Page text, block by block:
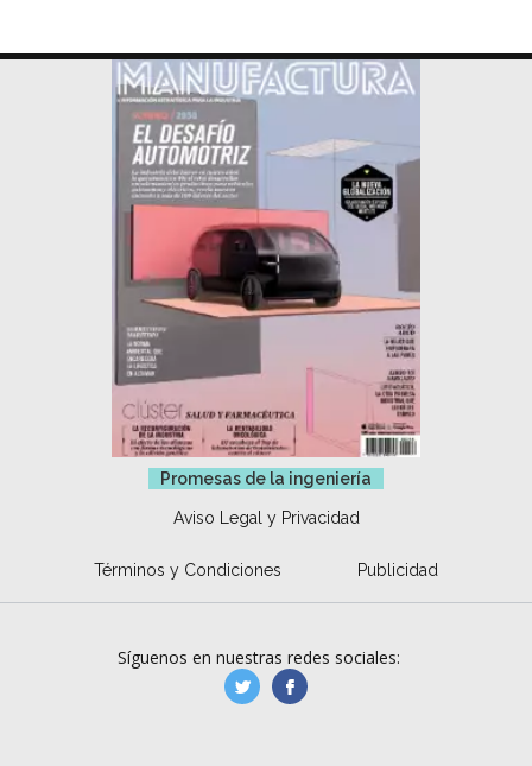
Promesas de la ingeniería
Aviso Legal y Privacidad
Términos y Condiciones Publicidad
Síguenos en nuestras redes sociales:
manufacturaGE